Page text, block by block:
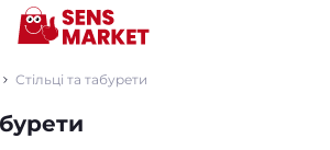
Стільці та табурети